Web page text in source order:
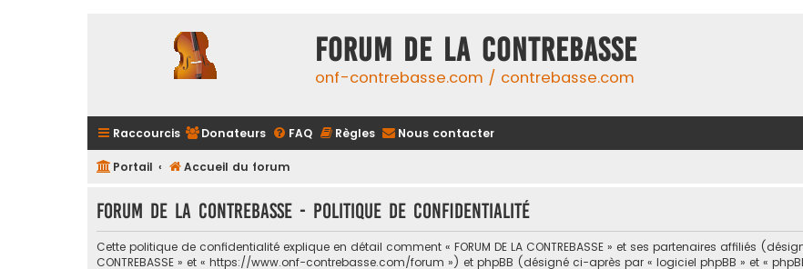
FORUM DE LA CONTREBASSE
onf-contrebasse.com / contrebasse.com
Raccourcis Donateurs FAQ Règles Nous contacter
Portail Accueil du forum
FORUM DE LA CONTREBASSE - Politique de confidentialité
Cette politique de confidentialité explique en détail comment « FORUM DE LA CONTREBASSE » et ses partenaires affiliés
CONTREBASSE » et « https://www.onf-contrebasse.com/forum ») et phpBB (désigné ci-après par « logiciel phpBB » et «